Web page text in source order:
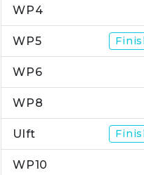
WP4
WP5
WP6
WP8
Ulft
WP10